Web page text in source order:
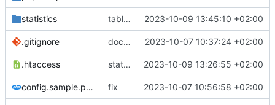
statistics table grid 2023-10-09 13:45:10 +02:00
.gitignore docker 2023-10-07 10:37:24 +02:00
.htaccess statistics 2023-10-09 13:26:55 +02:00
config.sample.php fix 2023-10-07 10:56:58 +02:00